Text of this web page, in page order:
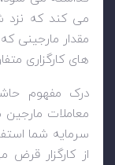
می کند که نزد
مقدار مارجینی
های کارگزاری
درک مفهوم
معاملات
سرمایه شما
از کارگزار قرض